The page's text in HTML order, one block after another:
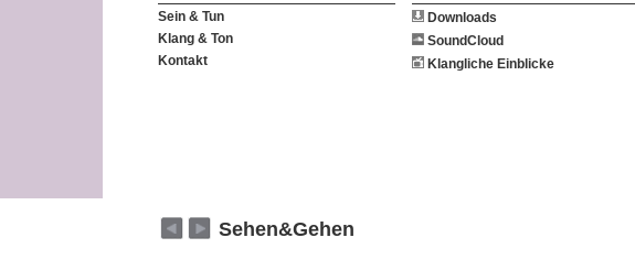
Sein & Tun
Klang & Ton
Kontakt
Downloads
SoundCloud
Klangliche Einblicke
weiterzurück
Sehen&Gehen